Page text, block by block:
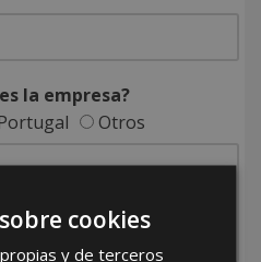
la empresa?
Otros
cookies
y de terceros